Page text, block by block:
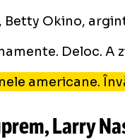
Okino,
Deloc. A
americane.
Larry